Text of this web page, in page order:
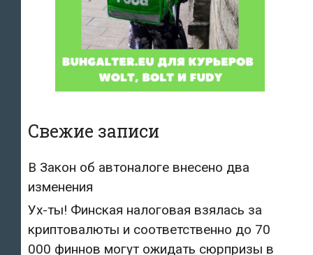
Свежие записи
В Закон об автоналоге внесено два
изменения
Ух-ты! Финская налоговая взялась за
криптовалюты и соответственно до 70
000 финнов могут ожидать сюрпризы в